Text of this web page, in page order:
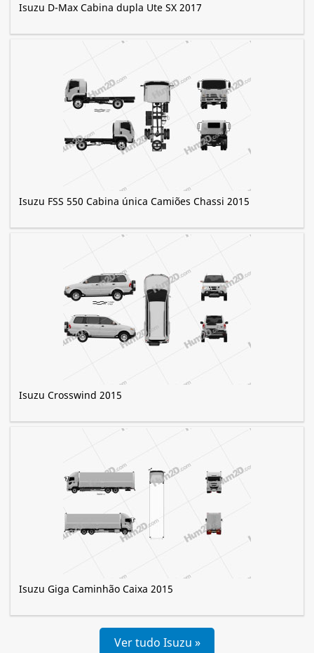
Isuzu D-Max Cabina dupla Ute SX 2017
Isuzu FSS 550 Cabina única Camiões Chassi 2015
Isuzu Crosswind 2015
Isuzu Giga Caminhão Caixa 2015
Ver tudo Isuzu »